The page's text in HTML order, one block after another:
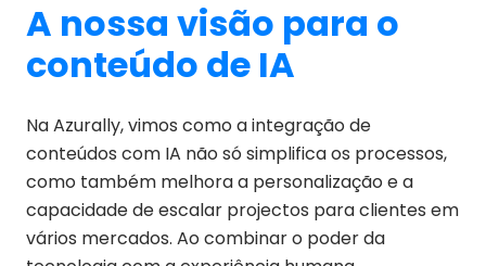
A nossa visão para o
conteúdo de IA
Na Azurally, vimos como a integração de
conteúdos com IA não só simplifica os processos,
como também melhora a personalização e a
capacidade de escalar projectos para clientes em
vários mercados. Ao combinar o poder da